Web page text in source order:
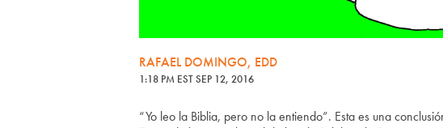
RAFAEL DOMINGO, EDD
1:18 PM EST SEP 12, 2016
“Yo leo la Biblia, pero no la entiendo”. Esta es una